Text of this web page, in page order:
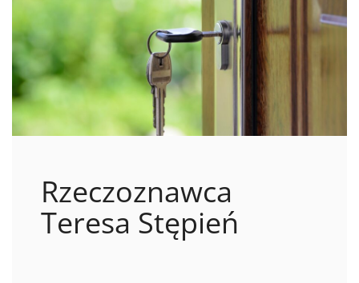
Rzeczoznawca
Teresa Stępień